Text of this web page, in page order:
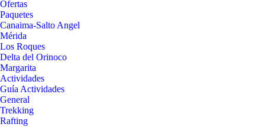
Ofertas
Paquetes
Canaima-Salto Angel
Mérida
Los Roques
Delta del Orinoco
Margarita
Actividades
Guía Actividades
General
Trekking
Rafting